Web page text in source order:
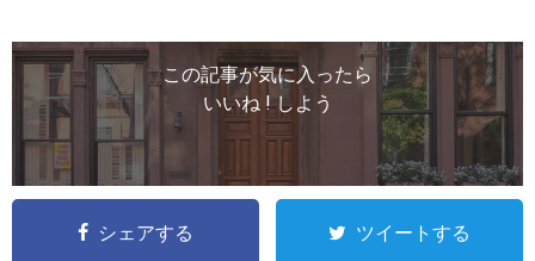
この記事が気に入ったら
いいね ! しよう
シェアする ツイートする